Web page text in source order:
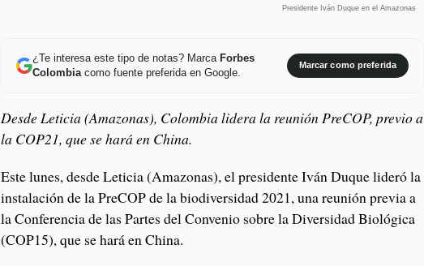
Presidente Iván Duque en el Amazonas
¿Te interesa este tipo de notas? Marca Forbes
Colombiacomo fuente preferida en Google.
Marcar como preferida
Desde Leticia (Amazonas), Colombia lidera la reunión PreCOP, previo a
la COP21, que se hará en China.
Este lunes, desde Leticia (Amazonas), el presidente Iván Duque lideró la
instalación de la PreCOP de la biodiversidad 2021, una reunión previa a
la Conferencia de las Partes del Convenio sobre la Diversidad Biológica
(COP15), que se hará en China.